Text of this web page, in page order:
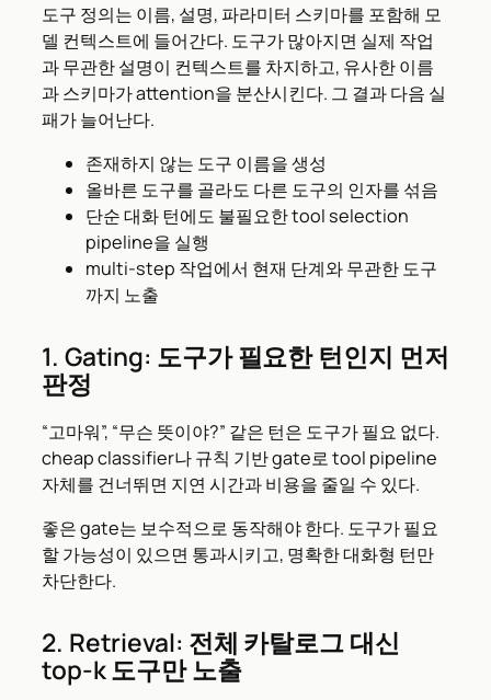
도구 정의는 이름, 설명, 파라미터 스키마를 포함해 모
델 컨텍스트에 들어간다. 도구가 많아지면 실제 작업
과 무관한 설명이 컨텍스트를 차지하고, 유사한 이름
과 스키마가 attention을 분산시킨다. 그 결과 다음 실
패가 늘어난다.
존재하지 않는 도구 이름을 생성
올바른 도구를 골라도 다른 도구의 인자를 섞음
단순 대화 턴에도 불필요한 tool selection
pipeline을 실행
multi-step 작업에서 현재 단계와 무관한 도구
까지 노출
1. Gating: 도구가 필요한 턴인지 먼저
판정
“고마워”, “무슨 뜻이야?” 같은 턴은 도구가 필요 없다.
cheap classifier나 규칙 기반 gate로 tool pipeline
자체를 건너뛰면 지연 시간과 비용을 줄일 수 있다.
좋은 gate는 보수적으로 동작해야 한다. 도구가 필요
할 가능성이 있으면 통과시키고, 명확한 대화형 턴만
차단한다.
2. Retrieval: 전체 카탈로그 대신
top-k 도구만 노출